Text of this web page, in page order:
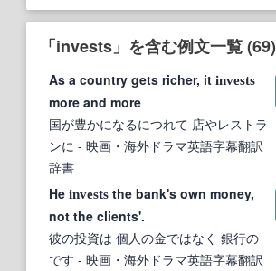
「invests」を含む例文一覧 (69)
As a country gets richer, it invests
more and more
国が豊かになるにつれて 店やレストラ
ンに - 映画・海外ドラマ英語字幕翻訳
辞書
He invests the bank's own money,
not the clients'.
彼の投資は 個人の金ではなく 銀行の
です - 映画・海外ドラマ英語字幕翻訳